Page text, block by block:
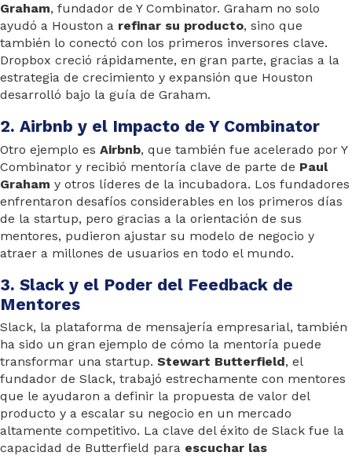
Graham, fundador de Y Combinator. Graham no solo
ayudó a Houston a refinar su producto, sino que
también lo conectó con los primeros inversores clave.
Dropbox creció rápidamente, en gran parte, gracias a la
estrategia de crecimiento y expansión que Houston
desarrolló bajo la guía de Graham.
2. Airbnb y el Impacto de Y Combinator
Otro ejemplo es Airbnb, que también fue acelerado por Y
Combinator y recibió mentoría clave de parte de Paul
Graham y otros líderes de la incubadora. Los fundadores
enfrentaron desafíos considerables en los primeros días
de la startup, pero gracias a la orientación de sus
mentores, pudieron ajustar su modelo de negocio y
atraer a millones de usuarios en todo el mundo.
3. Slack y el Poder del Feedback de
Mentores
Slack, la plataforma de mensajería empresarial, también
ha sido un gran ejemplo de cómo la mentoría puede
transformar una startup. Stewart Butterfield, el
fundador de Slack, trabajó estrechamente con mentores
que le ayudaron a definir la propuesta de valor del
producto y a escalar su negocio en un mercado
altamente competitivo. La clave del éxito de Slack fue la
capacidad de Butterfield para escuchar las